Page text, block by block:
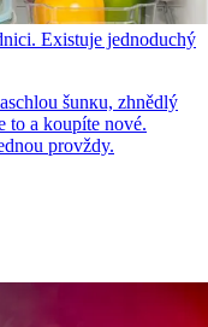
Existuje jednoduchý
šunкu, zhnědlý
to a koupíte nové.
provždy.